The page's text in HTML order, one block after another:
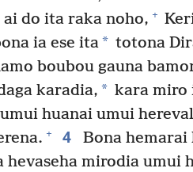
do ita raka noho, +
ia ese ita* totona
boubou gauna
karadia, * kara miro
huanai umui
+ 4
Bona hemarai
hevaseha mirodia umui